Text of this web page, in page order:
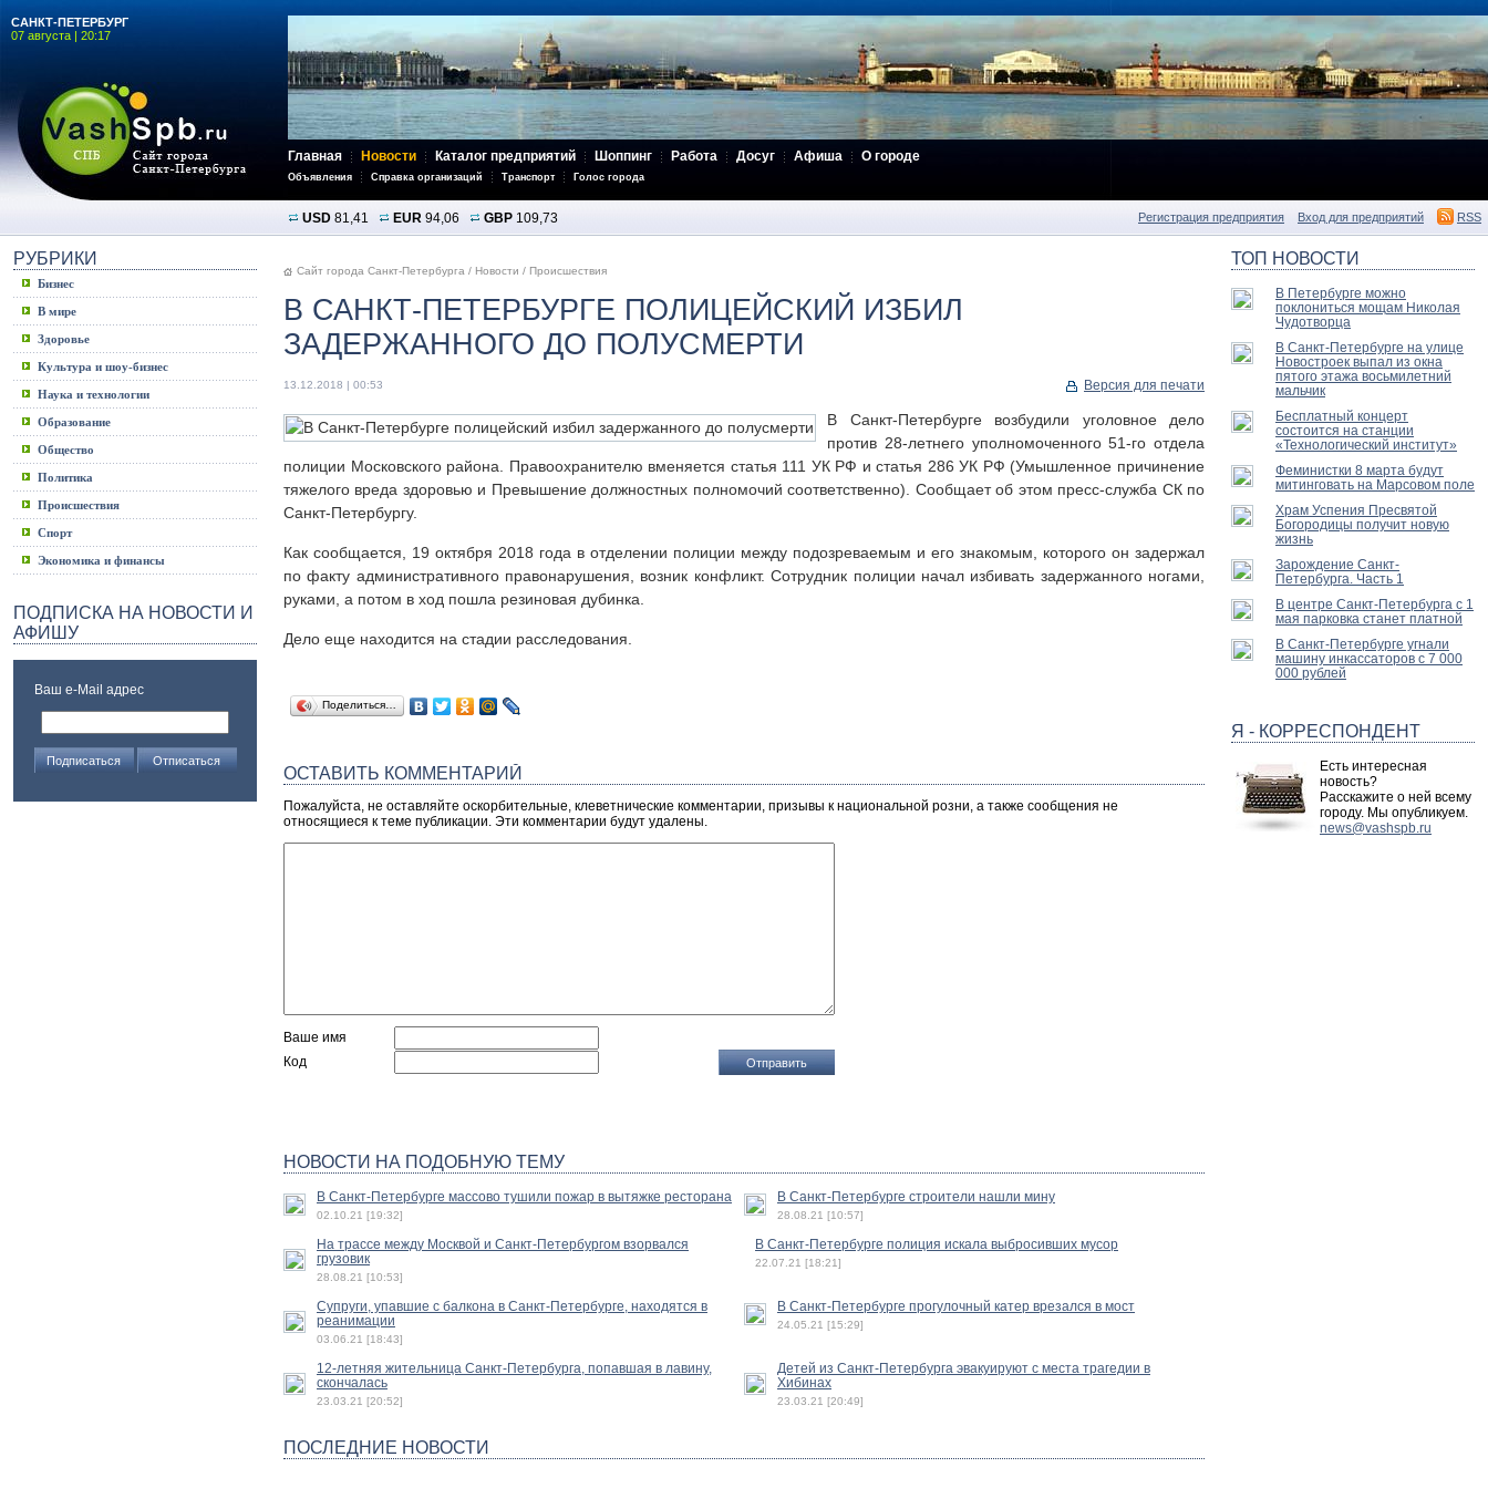
САНКТ-ПЕТЕРБУРГ
07 августа | 20:17
Главная Новости Каталог предприятий Шоппинг Работа Досуг Афиша О городе
Объявления Справка организаций Транспорт Голос города
USD 81,41 EUR 94,06 GBP 109,73 Регистрация предприятия Вход для предприятий RSS
РУБРИКИ
Бизнес
В мире
Здоровье
Культура и шоу-бизнес
Наука и технологии
Образование
Общество
Политика
Происшествия
Спорт
Экономика и финансы
ПОДПИСКА НА НОВОСТИ И
АФИШУ
Ваш e-Mail адрес
Сайт города Санкт-Петербурга / Новости / Происшествия
В САНКТ-ПЕТЕРБУРГЕ ПОЛИЦЕЙСКИЙ ИЗБИЛ
ЗАДЕРЖАННОГО ДО ПОЛУСМЕРТИ
13.12.2018 | 00:53 Версия для печати
В Санкт-Петербурге возбудили уголовное дело
против 28-летнего уполномоченного 51-го отдела
полиции Московского района. Правоохранителю вменяется статья 111 УК РФ и статья 286 УК РФ (Умышленное причинение
тяжелого вреда здоровью и Превышение должностных полномочий соответственно). Сообщает об этом пресс-служба СК по
Санкт-Петербургу.
Как сообщается, 19 октября 2018 года в отделении полиции между подозреваемым и его знакомым, которого он задержал
по факту административного правонарушения, возник конфликт. Сотрудник полиции начал избивать задержанного ногами,
руками, а потом в ход пошла резиновая дубинка.
Дело еще находится на стадии расследования.
Поделиться…
ОСТАВИТЬ КОММЕНТАРИЙ
Пожалуйста, не оставляйте оскорбительные, клеветнические комментарии, призывы к национальной розни, а также сообщения не
относящиеся к теме публикации. Эти комментарии будут удалены.
Ваше имя
Код
НОВОСТИ НА ПОДОБНУЮ ТЕМУ
В Санкт-Петербурге массово тушили пожар в вытяжке ресторана
02.10.21 [19:32]
В Санкт-Петербурге строители нашли мину
28.08.21 [10:57]
На трассе между Москвой и Санкт-Петербургом взорвался
грузовик
28.08.21 [10:53]
В Санкт-Петербурге полиция искала выбросивших мусор
22.07.21 [18:21]
Супруги, упавшие с балкона в Санкт-Петербурге, находятся в
реанимации
03.06.21 [18:43]
В Санкт-Петербурге прогулочный катер врезался в мост
24.05.21 [15:29]
12-летняя жительница Санкт-Петербурга, попавшая в лавину,
скончалась
23.03.21 [20:52]
Детей из Санкт-Петербурга эвакуируют с места трагедии в
Хибинах
23.03.21 [20:49]
ПОСЛЕДНИЕ НОВОСТИ
ТОП НОВОСТИ
В Петербурге можно
поклониться мощам Николая
Чудотворца
В Санкт-Петербурге на улице
Новостроек выпал из окна
пятого этажа восьмилетний
мальчик
Бесплатный концерт
состоится на станции
«Технологический институт»
Феминистки 8 марта будут
митинговать на Марсовом поле
Храм Успения Пресвятой
Богородицы получит новую
жизнь
Зарождение Санкт-
Петербурга. Часть 1
В центре Санкт-Петербурга с 1
мая парковка станет платной
В Санкт-Петербурге угнали
машину инкассаторов с 7 000
000 рублей
Я - КОРРЕСПОНДЕНТ
Есть интересная
новость?
Расскажите о ней всему
городу. Мы опубликуем.
news@vashspb.ru